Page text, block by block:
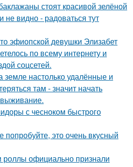
стоят красивой зелёной
не видно - радоваться тут
эфиопской девушки Элизабет
по всему интернету и
соцсетей.
земле настолько удалённые и
там - значит начать
с чесноком быстрого
попробуйте, это очень вкусный
официально признали